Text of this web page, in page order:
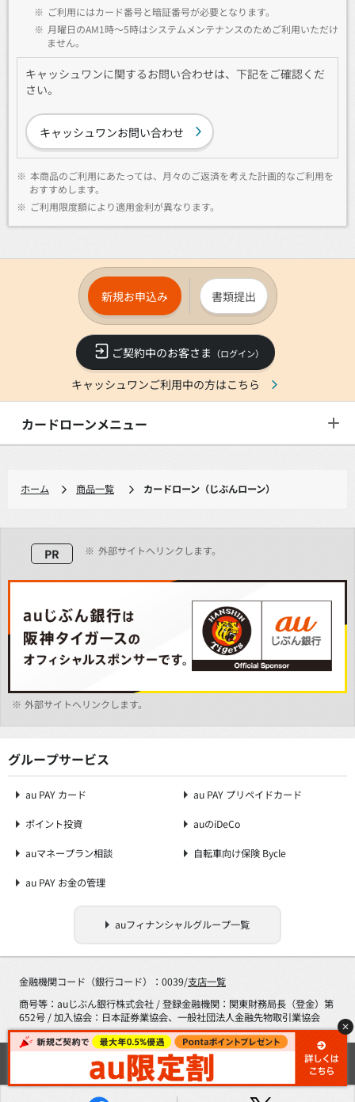
※ ご利用にはカード番号と暗証番号が必要となります。
※ 月曜日のAM1時～5時はシステムメンテナンスのためご利用いただけ
ません。
キャッシュワンに関するお問い合わせは、下記をご確認くだ
さい。
キャッシュワンお問い合わせ
※ 本商品のご利用にあたっては、月々のご返済を考えた計画的なご利用を
おすすめします。
※ ご利用限度額により適用金利が異なります。
新規お申込み 書類提出
ご契約中のお客さま （ログイン）
キャッシュワンご利用中の方はこちら
カードローンメニュー
ホーム 商品一覧 カードローン（じぶんローン）
PR ※ 外部サイトへリンクします。
※ 外部サイトへリンクします。
グループサービス
au PAY カード au PAY プリペイドカード
ポイント投資 auのiDeCo
auマネープラン相談 自転車向け保険 Bycle
au PAY お金の管理
auフィナンシャルグループ一覧
金融機関コード（銀行コード）：0039/支店一覧
商号等：auじぶん銀行株式会社 / 登録金融機関：関東財務局長（登金）第
652号 / 加入協会：日本証券業協会、一般社団法人金融先物取引業協会